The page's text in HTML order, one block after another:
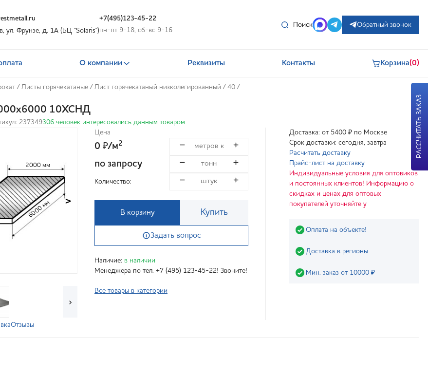
ул. Фрунзе, д. 1А (БЦ "Solaris")
+7(495)123-45-22
пн-пт 9-18, сб-вс 9-16
Поиск Обратный звонок
О компании Реквизиты Контакты Корзина(0)
/ Листы горячекатаные / Лист горячекатаный низколегированный / 40 /
10ХСНД
237349306 человек интересовались данным товаром
2000 мм
6000 мм >
›
Цена
0 ₽/м2
по запросу
Количество:
В корзину Купить
Задать вопрос
Наличие: в наличии
Менеджера по тел. +7 (495) 123-45-22! Звоните!
Все товары в категории
Доставка: от 5400 ₽ по Москве
Срок доставки: сегодня, завтра
Расчитать доставку
Прайс-лист на доставку
Индивидуальные условия для оптовиков
и постоянных клиентов! Информацию о
скидках и ценах для оптовых
покупателей уточняйте у
Оплата на объекте!
Доставка в регионы
Мин. заказ от 10000 ₽
Отзывы
РАССЧИТАТЬ ЗАКАЗ